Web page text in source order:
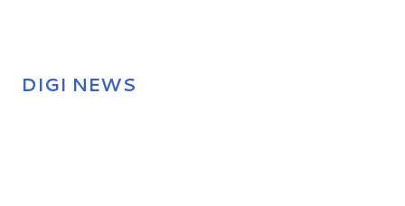
DIGI NEWS